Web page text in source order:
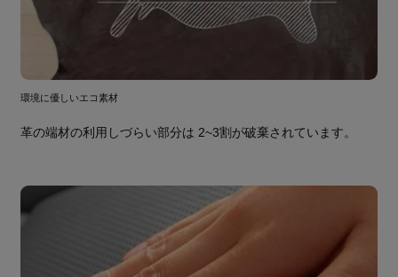
環境に優しいエコ素材
革の端材の利用しづらい部分は 2~3割が破棄されています。